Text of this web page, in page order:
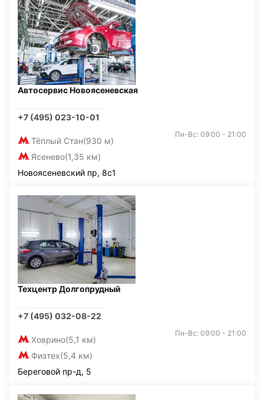
Автосервис Новоясеневская
+7 (495) 023-10-01
Тёплый Стан(930 м)
Ясенево(1,35 км)
Пн-Вс: 09:00 - 21:00
Новоясеневский пр, 8с1
Техцентр Долгопрудный
+7 (495) 032-08-22
Ховрино(5,1 км)
Физтех(5,4 км)
Пн-Вс: 09:00 - 21:00
Береговой пр-д, 5